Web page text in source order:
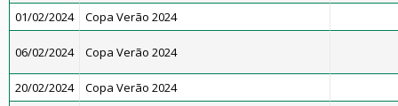
01/02/2024
Copa Verão 2024
06/02/2024 Copa Verão 2024
20/02/2024 Copa Verão 2024